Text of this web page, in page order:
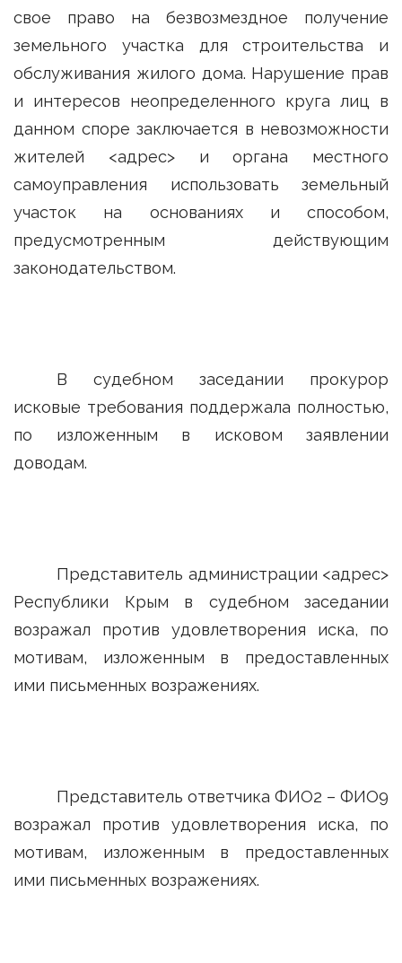
свое право на безвозмездное получение
земельного участка для строительства и
обслуживания жилого дома. Нарушение прав
и интересов неопределенного круга лиц в
данном споре заключается в невозможности
жителей <адрес> и органа местного
самоуправления использовать земельный
участок на основаниях и способом,
предусмотренным действующим
законодательством.
В судебном заседании прокурор
исковые требования поддержала полностью,
по изложенным в исковом заявлении
доводам.
Представитель администрации <адрес>
Республики Крым в судебном заседании
возражал против удовлетворения иска, по
мотивам, изложенным в предоставленных
ими письменных возражениях.
Представитель ответчика ФИО2 – ФИО9
возражал против удовлетворения иска, по
мотивам, изложенным в предоставленных
ими письменных возражениях.